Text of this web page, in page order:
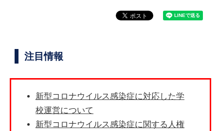
注目情報
新型コロナウイルス感染症に対応した学
校運営について
新型コロナウイルス感染症に関する人権